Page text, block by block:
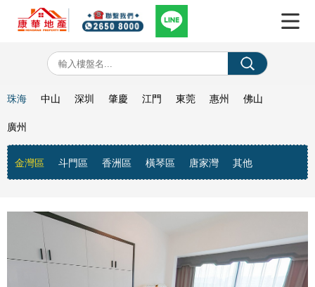
珠海
金灣區 斗門區 香洲區 橫琴區 唐家灣 其他
中山 深圳 肇慶 江門 東莞 惠州 佛山
廣州